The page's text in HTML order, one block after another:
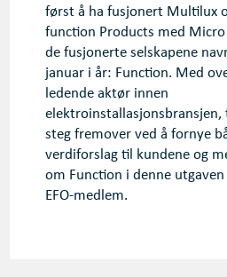
først å ha fusjonert Multilux
function Products med
de fusjonerte selskapene
januar i år: Function. Med
ledende aktør innen
steg fremover ved å fornye
verdiforslag til kundene og
om Function i denne utgaven
EFO-medlem.